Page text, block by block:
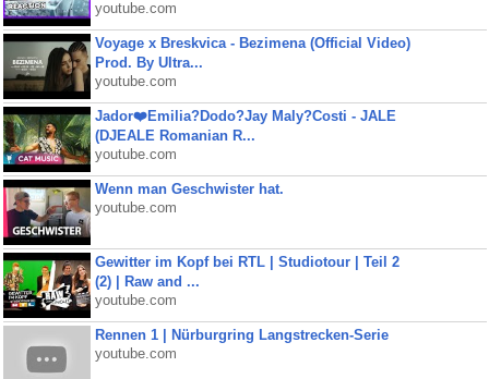
youtube.com
Voyage x Breskvica - Bezimena (Official Video)
Prod. By Ultra...
youtube.com
Jador❤️Emilia?Dodo?Jay Maly?Costi - JALE
(DJEALE Romanian R...
youtube.com
Wenn man Geschwister hat.
youtube.com
Gewitter im Kopf bei RTL | Studiotour | Teil 2
(2) | Raw and ...
youtube.com
Rennen 1 | Nürburgring Langstrecken-Serie
youtube.com